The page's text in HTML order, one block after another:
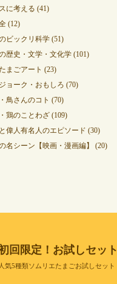
に考える (41)
(12)
ビックリ科学(51)
歴史・文学・文化学(101)
まごアート (23)
ョーク・おもしろ (70)
鳥さんのコト (70)
鶏のことわざ(109)
偉人有名人のエピソード (30)
名シーン【映画・漫画編】
(20)
回限定！お試しセット
人気5種類ソムリエたまごお試しセット